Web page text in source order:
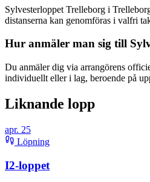
Sylvesterloppet Trelleborg i
distanserna kan genomföras i valfri
Hur anmäler man sig till
Du anmäler dig via arrangörens
individuellt eller i lag, beroende på
Liknande lopp
apr. 25
Löpning
I2-loppet